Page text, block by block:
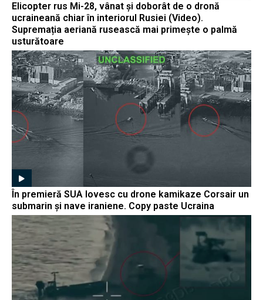
Elicopter rus Mi-28, vânat și doborât de o dronă
ucraineană chiar în interiorul Rusiei (Video).
Supremația aeriană rusească mai primește o palmă
usturătoare
În premieră SUA lovesc cu drone kamikaze Corsair un
submarin și nave iraniene. Copy paste Ucraina